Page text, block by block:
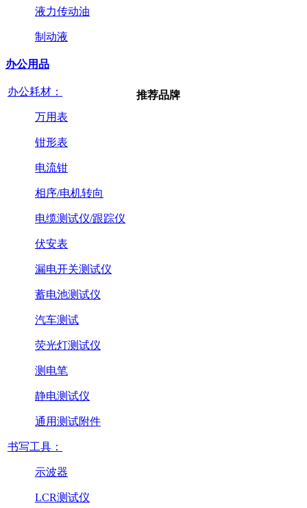
液力传动油
制动液
办公用品
办公耗材：
万用表
钳形表
电流钳
相序/电机转向
电缆测试仪/跟踪仪
伏安表
漏电开关测试仪
蓄电池测试仪
汽车测试
荧光灯测试仪
测电笔
静电测试仪
通用测试附件
书写工具：
示波器
LCR测试仪
推荐品牌